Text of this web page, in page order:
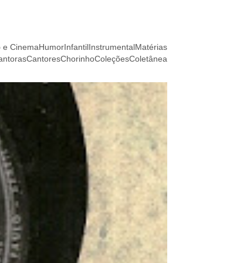
e CinemaHumorInfantilInstrumentalMatérias
CantoresChorinhoColeçõesColetânea